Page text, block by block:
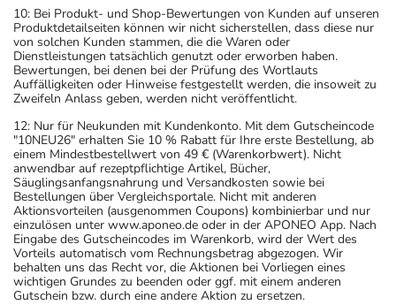
10: Bei Produkt- und Shop-Bewertungen von Kunden auf unseren
Produktdetailseiten können wir nicht sicherstellen, dass diese nur
von solchen Kunden stammen, die die Waren oder
Dienstleistungen tatsächlich genutzt oder erworben haben.
Bewertungen, bei denen bei der Prüfung des Wortlauts
Auffälligkeiten oder Hinweise festgestellt werden, die insoweit zu
Zweifeln Anlass geben, werden nicht veröffentlicht.
12: Nur für Neukunden mit Kundenkonto. Mit dem Gutscheincode
"10NEU26" erhalten Sie 10 % Rabatt für Ihre erste Bestellung, ab
einem Mindestbestellwert von 49 € (Warenkorbwert). Nicht
anwendbar auf rezeptpflichtige Artikel, Bücher,
Säuglingsanfangsnahrung und Versandkosten sowie bei
Bestellungen über Vergleichsportale. Nicht mit anderen
Aktionsvorteilen (ausgenommen Coupons) kombinierbar und nur
einzulösen unter www.aponeo.de oder in der APONEO App. Nach
Eingabe des Gutscheincodes im Warenkorb, wird der Wert des
Vorteils automatisch vom Rechnungsbetrag abgezogen. Wir
behalten uns das Recht vor, die Aktionen bei Vorliegen eines
wichtigen Grundes zu beenden oder ggf. mit einem anderen
Gutschein bzw. durch eine andere Aktion zu ersetzen.